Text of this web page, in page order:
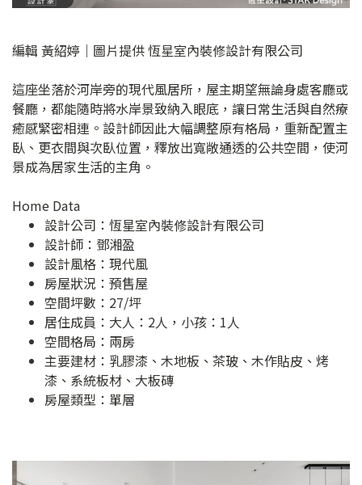
編輯 黃紹婷｜圖片提供 恆星室內裝修設計有限公司
這座坐落於河岸旁的現代風居所，屋主期望無論身處客廳或
餐廳，都能隨時將水岸景致納入眼底，讓日常生活與自然療
癒感緊密相連。設計師因此大幅調整原有格局，重新配置主
臥、更衣間與次臥位置，釋放出寬敞通透的公共空間，使河
景成為居家生活的主角。
Home Data
設計公司： 恆星室內裝修設計有限公司
設計師：鄧湘盈
設計風格：現代風
房屋狀況：預售屋
空間坪數：27/坪
居住成員：大人：2人，小孩：1人
空間格局：兩房
主要建材：乳膠漆、木地板、茶玻、木作貼皮、烤
漆、系統板材、大板磚
房屋類型：單層